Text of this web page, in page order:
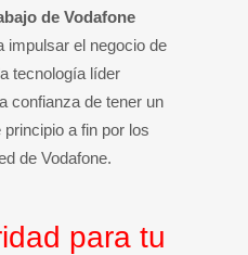
de Vodafone
impulsar el negocio de
tecnología líder
confianza de tener un
a fin por los
de Vodafone.
para tu